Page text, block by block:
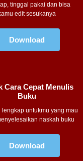
tinggal pakai dan bisa
edit sesukanya
Download
Cara Cepat Menulis
Buku
lengkap untukmu yang mau
naskah buku
Download